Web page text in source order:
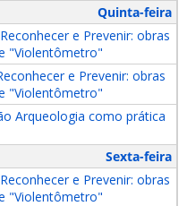
Quinta-feira
e Prevenir: obras
"Violentômetro"
e Prevenir: obras
"Violentômetro"
Arqueologia como prática
Sexta-feira
e Prevenir: obras
"Violentômetro"